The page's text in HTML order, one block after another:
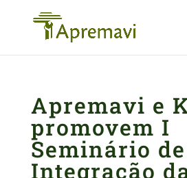
Apremavi e
promovem I
Seminário de
Integração